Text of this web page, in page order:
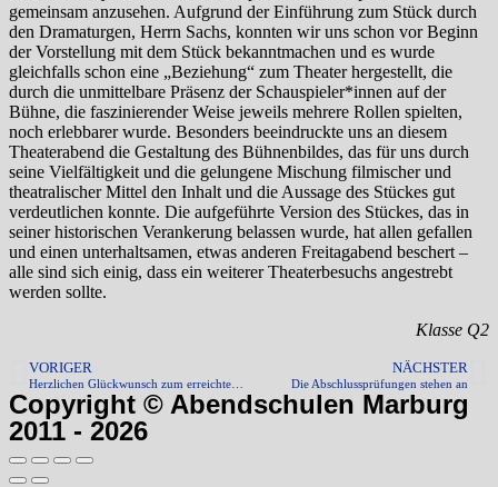
gemeinsam anzusehen. Aufgrund der Einführung zum Stück durch
den Dramaturgen, Herrn Sachs, konnten wir uns schon vor Beginn
der Vorstellung mit dem Stück bekanntmachen und es wurde
gleichfalls schon eine „Beziehung“ zum Theater hergestellt, die
durch die unmittelbare Präsenz der Schauspieler*innen auf der
Bühne, die faszinierender Weise jeweils mehrere Rollen spielten,
noch erlebbarer wurde. Besonders beeindruckte uns an diesem
Theaterabend die Gestaltung des Bühnenbildes, das für uns durch
seine Vielfältigkeit und die gelungene Mischung filmischer und
theatralischer Mittel den Inhalt und die Aussage des Stückes gut
verdeutlichen konnte. Die aufgeführte Version des Stückes, das in
seiner historischen Verankerung belassen wurde, hat allen gefallen
und einen unterhaltsamen, etwas anderen Freitagabend beschert –
alle sind sich einig, dass ein weiterer Theaterbesuchs angestrebt
werden sollte.
Klasse Q2
VORIGER NÄCHSTER
Die Abschlussprüfungen stehen an
Copyright © Abendschulen Marburg
2011 - 2026